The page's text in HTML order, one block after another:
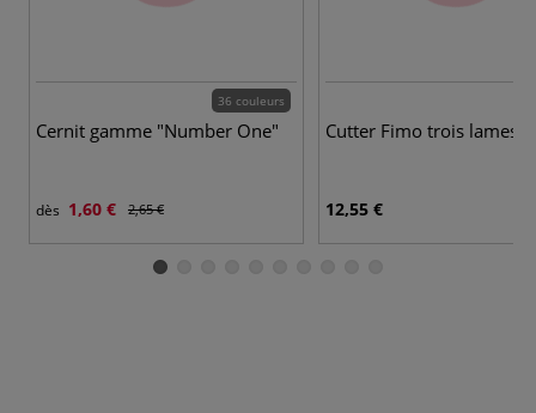
36 couleurs
Cernit gamme "Number One"
dès 1,60 € 2,65 €
Cutter Fimo trois lames
12,55 €